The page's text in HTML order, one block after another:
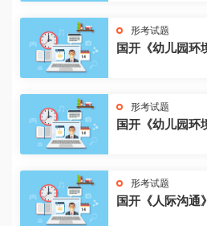
形考试题
国开《幼儿园环
形考试题
国开《幼儿园环
形考试题
国开《人际沟通